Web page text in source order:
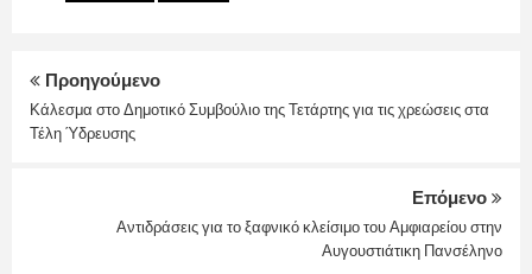
Προηγούμενο
Κάλεσμα στο Δημοτικό Συμβούλιο της Τετάρτης για τις χρεώσεις στα
Τέλη Ύδρευσης
Επόμενο
Αντιδράσεις για το ξαφνικό κλείσιμο του Αμφιαρείου στην
Αυγουστιάτικη Πανσέληνο